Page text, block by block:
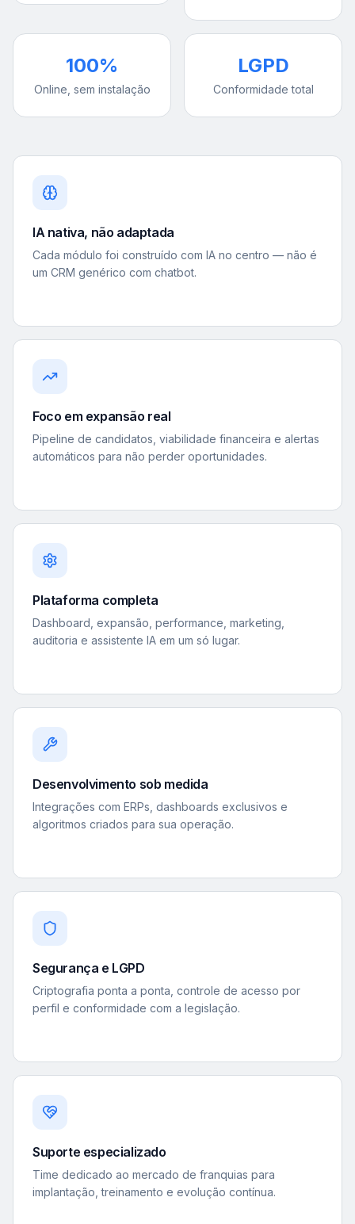
100%
Online, sem instalação
LGPD
Conformidade total
IA nativa, não adaptada
Cada módulo foi construído com IA no centro — não é
um CRM genérico com chatbot.
Foco em expansão real
Pipeline de candidatos, viabilidade financeira e alertas
automáticos para não perder oportunidades.
Plataforma completa
Dashboard, expansão, performance, marketing,
auditoria e assistente IA em um só lugar.
Desenvolvimento sob medida
Integrações com ERPs, dashboards exclusivos e
algoritmos criados para sua operação.
Segurança e LGPD
Criptografia ponta a ponta, controle de acesso por
perfil e conformidade com a legislação.
Suporte especializado
Time dedicado ao mercado de franquias para
implantação, treinamento e evolução contínua.